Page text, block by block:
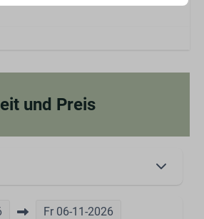
und Preis
Fr 06-11-2026